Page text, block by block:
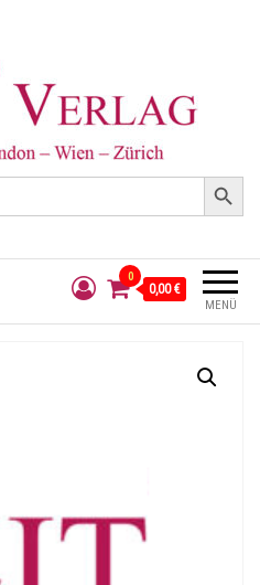
Search Button
MENÜ
0
0,00 €